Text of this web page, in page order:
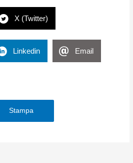
X (Twitter)
Linkedin Email
Stampa